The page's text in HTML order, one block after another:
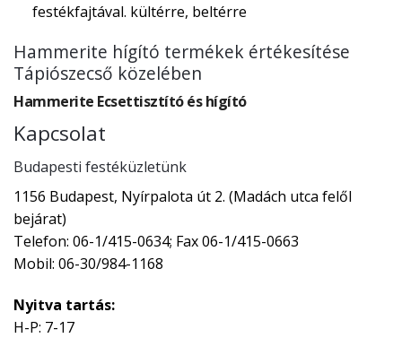
festékfajtával. kültérre, beltérre
Hammerite hígító termékek értékesítése
Tápiószecső közelében
Hammerite Ecsettisztító és hígító
Kapcsolat
Budapesti festéküzletünk
1156 Budapest, Nyírpalota út 2. (Madách utca felől
bejárat)
Telefon: 06-1/415-0634; Fax 06-1/415-0663
Mobil: 06-30/984-1168
Nyitva tartás:
H-P: 7-17